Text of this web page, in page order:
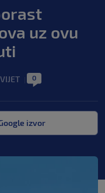
uz ovu
0
izvor